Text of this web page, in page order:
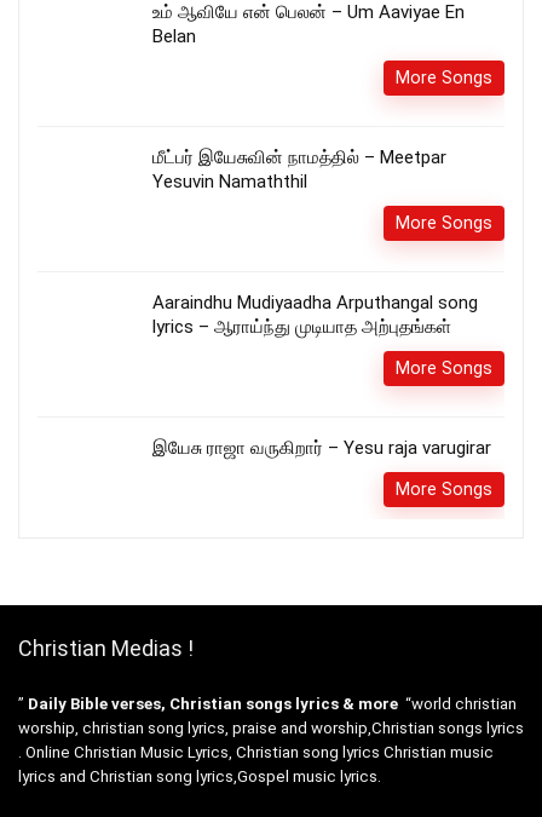
உம்‌ ஆவியே என்‌ பெலன்‌ – Um Aaviyae En
Belan
More Songs
மீட்பர் இயேசுவின் நாமத்தில் – Meetpar
Yesuvin Namaththil
More Songs
Aaraindhu Mudiyaadha Arputhangal song
lyrics – ஆராய்ந்து முடியாத அற்புதங்கள்
More Songs
இயேசு ராஜா வருகிறார் – Yesu raja varugirar
More Songs
Christian Medias !
” Daily Bible verses, Christian songs lyrics & more “world christian
worship, christian song lyrics, praise and worship,Christian songs lyrics
. Online Christian Music Lyrics, Christian song lyrics Christian music
lyrics and Christian song lyrics,Gospel music lyrics.